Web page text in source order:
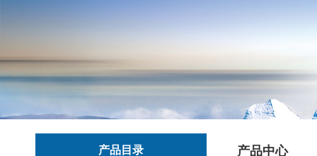
产品目录 产品中心